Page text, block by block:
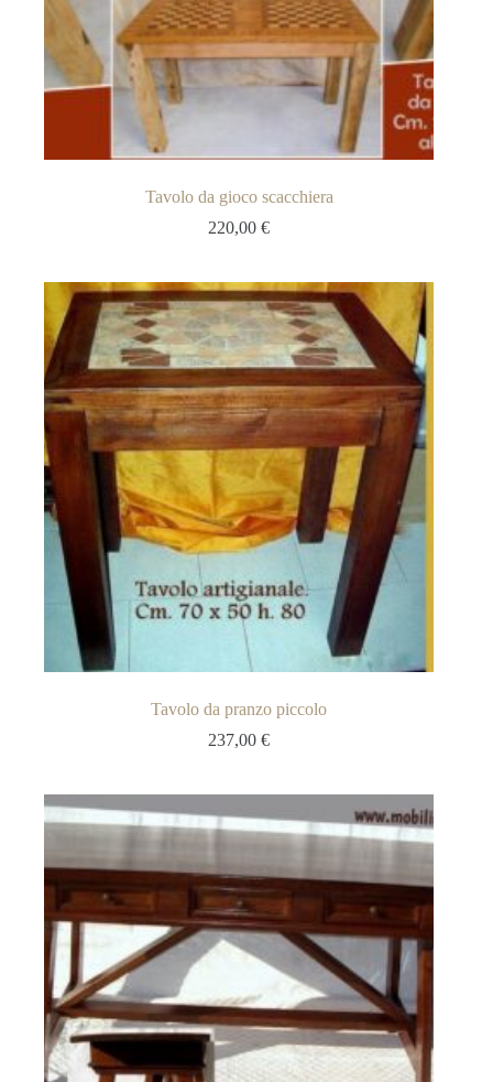
Tavolo da gioco scacchiera
220,00€
Tavolo da pranzo piccolo
237,00€